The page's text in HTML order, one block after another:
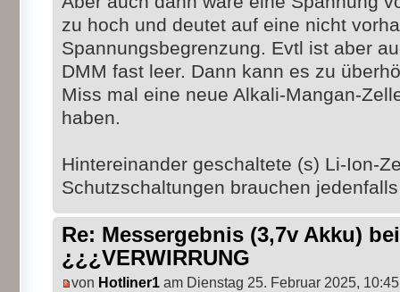
zu hoch und deutet auf eine nicht
Spannungsbegrenzung. Evtl ist aber
DMM fast leer. Dann kann es zu
Miss mal eine neue Alkali-Mangan-
haben.
Hintereinander geschaltete (s) Li-Ion-
Schutzschaltungen brauchen
Re: Messergebnis (3,7v Akku)
¿¿¿VERWIRRUNG
von Hotliner1 am Dienstag 25. Februar 2025, 10:45